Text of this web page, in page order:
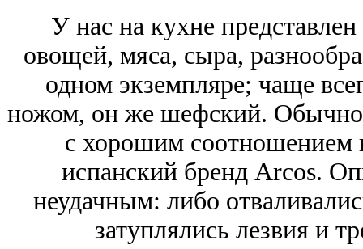
У нас на кухне
овощей, мяса, сыра,
одном экземпляре; чаще
ножом, он же шефский. Обычно
с хорошим соотношением
испанский бренд Arcos.
неудачным: либо
затуплялись лезвия и